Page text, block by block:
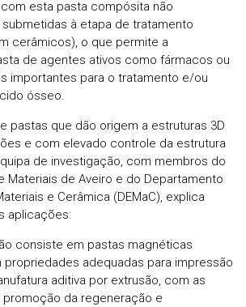
esta pasta compósita não
à etapa de tratamento
cerâmicos), o que permite a
de agentes ativos como fármacos ou
importantes para o tratamento e/ou
ósseo.
pastas que dão origem a estruturas 3D
e com elevado controle da estrutura
de investigação, com membros do
Materiais de Aveiro e do Departamento
e Cerâmica (DEMaC), explica
aplicações:
consiste em pastas magnéticas
adequadas para impressão
aditiva por extrusão, com as
da regeneração e